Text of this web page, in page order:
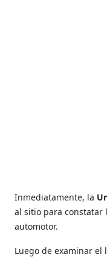
Inmediatamente, la
al sitio para constatar
automotor.
Luego de examinar el